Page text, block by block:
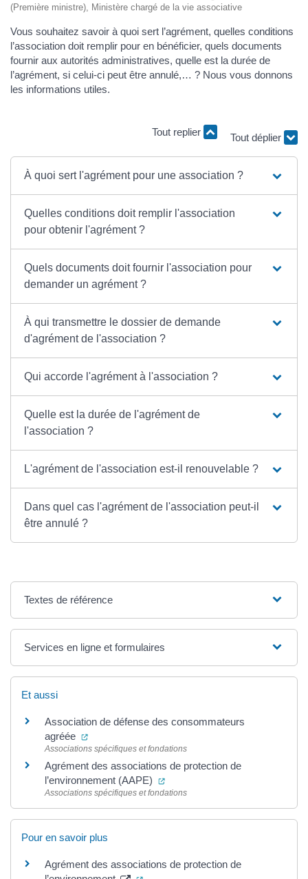
(Première ministre), Ministère chargé de la vie associative
Vous souhaitez savoir à quoi sert l’agrément, quelles conditions
l’association doit remplir pour en bénéficier, quels documents
fournir aux autorités administratives, quelle est la durée de
l’agrément, si celui-ci peut être annulé,… ? Nous vous donnons
les informations utiles.
Tout replier
Tout déplier
À quoi sert l'agrément pour une association ?
Quelles conditions doit remplir l'association
pour obtenir l'agrément ?
Quels documents doit fournir l'association pour
demander un agrément ?
À qui transmettre le dossier de demande
d'agrément de l'association ?
Qui accorde l'agrément à l'association ?
Quelle est la durée de l'agrément de
l'association ?
L'agrément de l'association est-il renouvelable ?
Dans quel cas l'agrément de l'association peut-il
être annulé ?
Textes de référence
Services en ligne et formulaires
Et aussi
Association de défense des consommateurs
agréée
(ouverture dans un nouvel onglet)
Associations spécifiques et fondations
Agrément des associations de protection de
l’environnement (AAPE)
(ouverture dans un nouvel
Associations spécifiques et fondations
Pour en savoir plus
Agrément des associations de protection de